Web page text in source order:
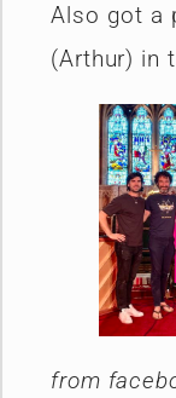
Also got a
(Arthur) in
from